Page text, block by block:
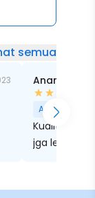
semua
Ananaila
Age:32
Kualitasny ok bgt ,bgus
jga lembut